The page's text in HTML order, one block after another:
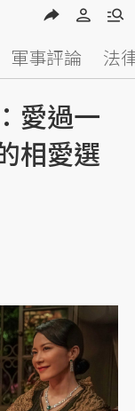
軍事評論 法
愛過一
相愛選